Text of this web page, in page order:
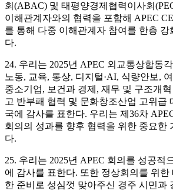
회(ABAC) 및 태평양경제협력이사회
이해관계자와의 협력을 포함해 APEC
를 통해 다중 이해관계자 참여를 한층
다.
24. 우리는 2025년 APEC 외교통상합동
노동, 교육, 통상, 디지털·AI, 식량안보,
중소기업, 보건과 경제, 재무 및 구조개
고 반부패 협력 및 문화창조산업 고위급
국에 감사를 표한다. 우리는 제36차
회의의 성과를 향후 협력을 위한 중요한
다.
25. 우리는 2025년 APEC 회의를 성공적
에 감사를 표한다. 또한 정상회의를 위한
한 준비로 성심껏 맞아주신 경주 시민과